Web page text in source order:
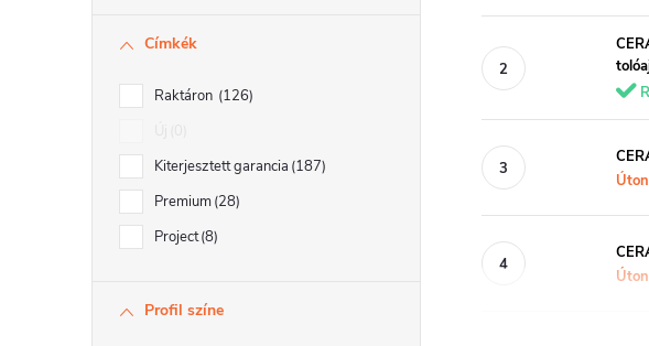
Címkék
Raktáron 126
Kiterjesztett garancia 187
Premium 28
Project 8
Profil színe
Úton
Úton